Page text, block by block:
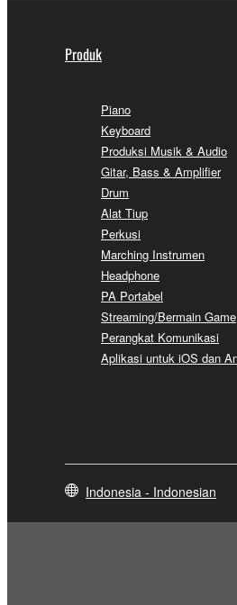
Produk
Piano
Keyboard
Produksi Musik & Audio
Gitar, Bass & Amplifier
Drum
Alat Tiup
Perkusi
Marching Instrumen
Headphone
PA Portabel
Streaming/Bermain Game
Perangkat Komunikasi
Aplikasi untuk iOS dan
Indonesia - Indonesian